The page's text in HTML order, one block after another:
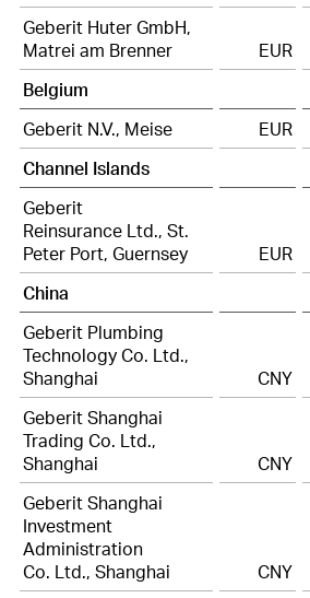
Geberit Huter GmbH,
Matrei am Brenner
EUR
Belgium
Geberit N.V., Meise
EUR
Channel Islands
Geberit
Reinsurance Ltd., St.
Peter Port, Guernsey
EUR
China
Geberit Plumbing
Technology Co. Ltd.,
Shanghai
CNY
Geberit Shanghai
Trading Co. Ltd.,
Shanghai
CNY
Geberit Shanghai
Investment
Administration
Co. Ltd., Shanghai
CNY